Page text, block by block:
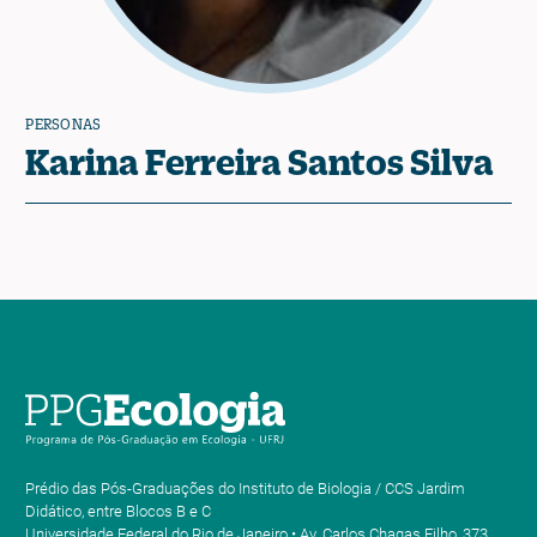
PERSONAS
Karina Ferreira Santos Silva
Prédio das Pós-Graduações do Instituto de Biologia / CCS Jardim
Didático, entre Blocos B e C